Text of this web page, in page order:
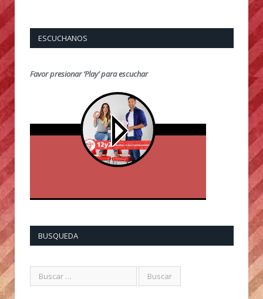
ESCUCHANOS
Favor presionar ‘Play’ para escuchar
BUSQUEDA